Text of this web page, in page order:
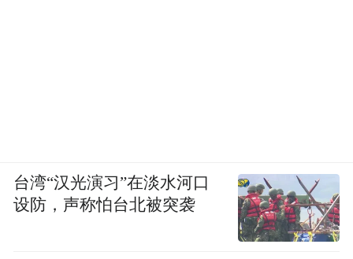
台湾“汉光演习”在淡水河口
设防，声称怕台北被突袭